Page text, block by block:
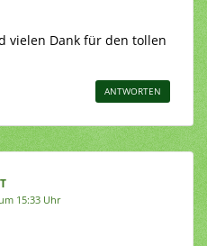
vielen Dank für den tollen
ANTWORTEN
15:33 Uhr